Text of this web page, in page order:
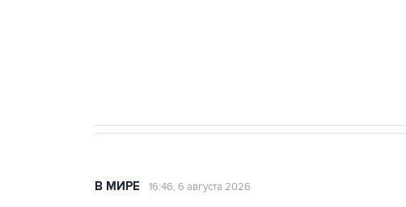
В МИРЕ 16:46, 6 августа 2026